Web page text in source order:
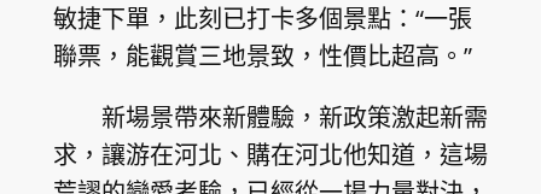
敏捷下單，此刻已打卡多個景點：“一張
聯票，能觀賞三地景致，性價比超高。”
新場景帶來新體驗，新政策激起新需
求，讓游在河北、購在河北他知道，這場